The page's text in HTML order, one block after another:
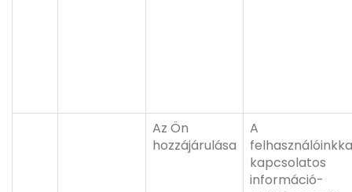
Az Ön
hozzájárulása
A
kapcsolatos
információ-